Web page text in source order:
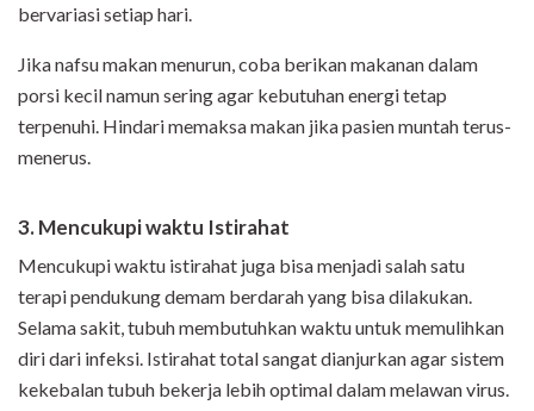
bervariasi setiap hari.
Jika nafsu makan menurun, coba berikan makanan dalam
porsi kecil namun sering agar kebutuhan energi tetap
terpenuhi. Hindari memaksa makan jika pasien muntah terus-
menerus.
3. Mencukupi waktu Istirahat
Mencukupi waktu istirahat juga bisa menjadi salah satu
terapi pendukung demam berdarah yang bisa dilakukan.
Selama sakit, tubuh membutuhkan waktu untuk memulihkan
diri dari infeksi. Istirahat total sangat dianjurkan agar sistem
kekebalan tubuh bekerja lebih optimal dalam melawan virus.